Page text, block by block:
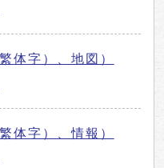
体字）、地図）
体字）、情報）